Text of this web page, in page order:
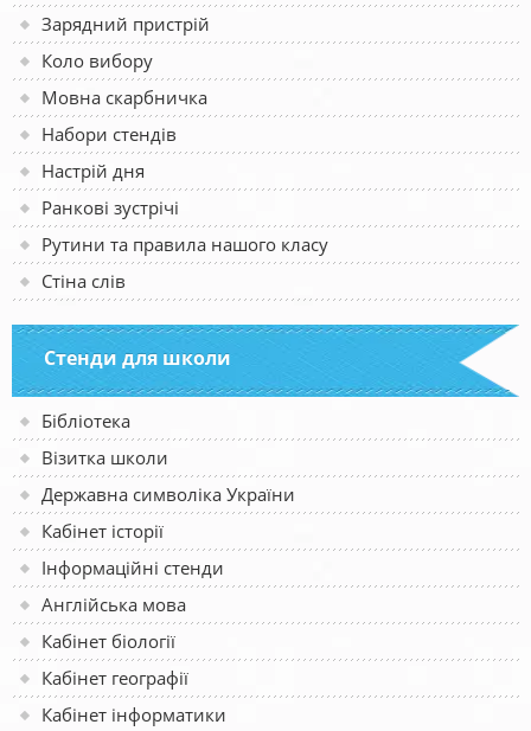
Зарядний пристрій
Коло вибору
Мовна скарбничка
Набори стендів
Настрій дня
Ранкові зустрічі
Рутини та правила нашого класу
Стіна слів
Стенди для школи
Бібліотека
Візитка школи
Державна символіка України
Кабінет історії
Інформаційні стенди
Англійська мова
Кабінет біології
Кабінет географії
Кабінет інформатики